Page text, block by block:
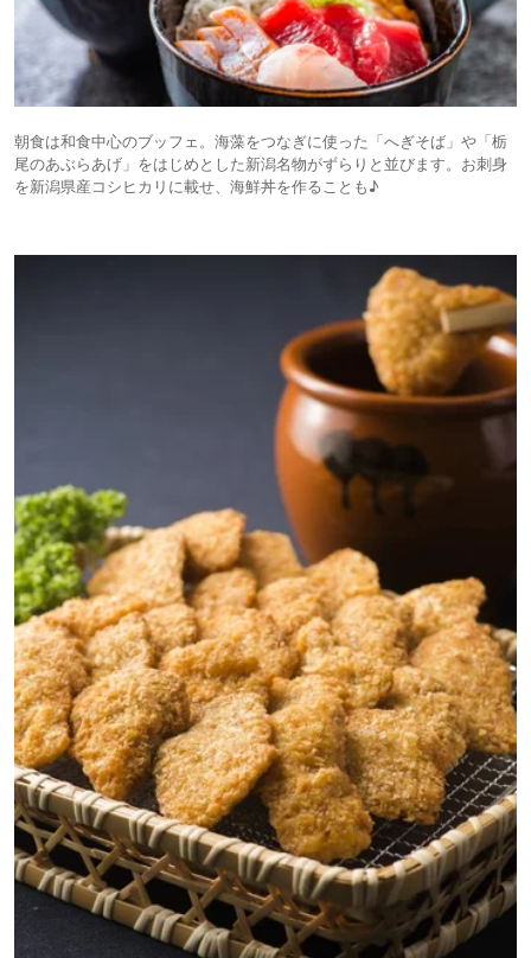
朝食は和食中心のブッフェ。海藻をつなぎに使った「へぎそば」や「栃
尾のあぶらあげ」をはじめとした新潟名物がずらりと並びます。お刺身
を新潟県産コシヒカリに載せ、海鮮丼を作ることも♪